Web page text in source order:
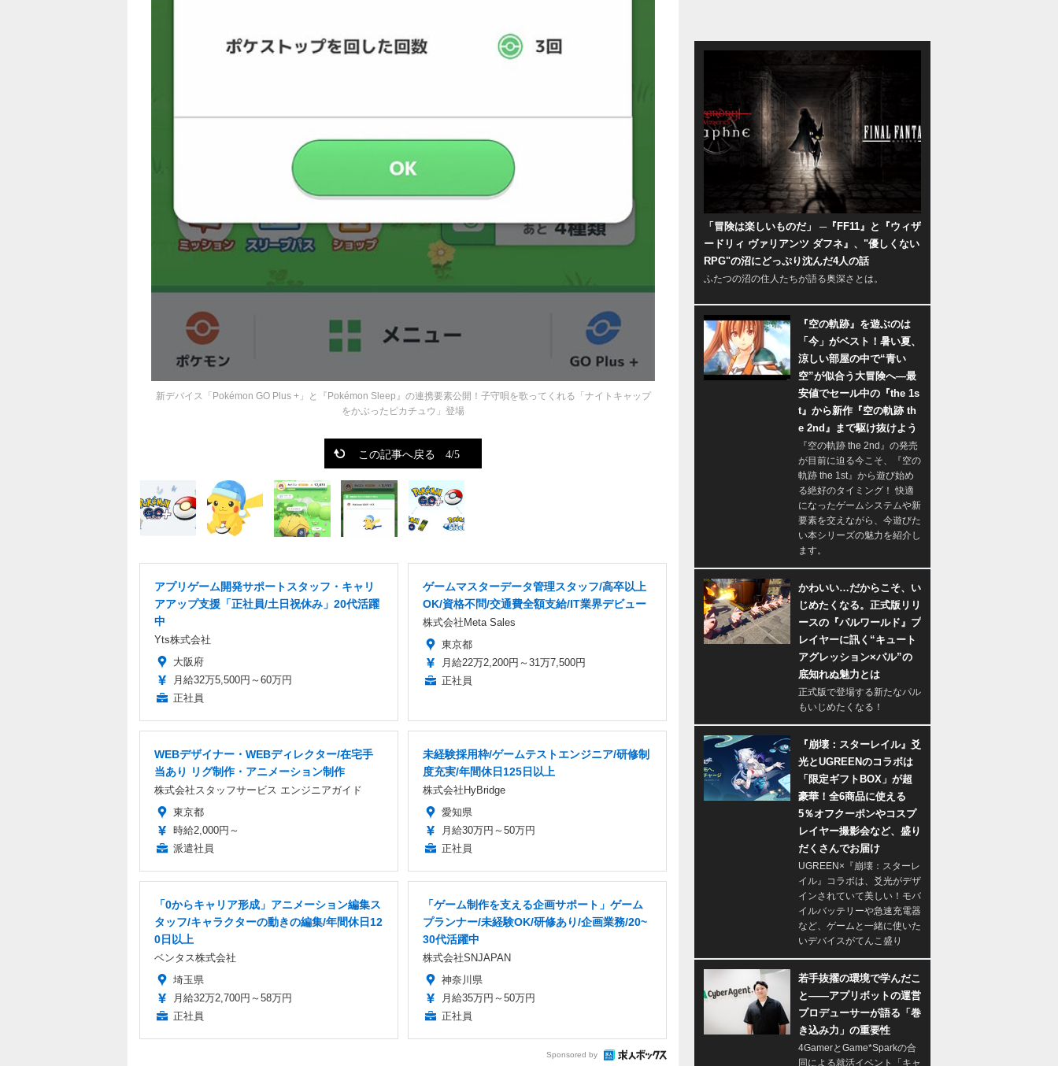
新デバイス「Pokémon GO Plus +」と『Pokémon Sleep』の連携要素公開！子守唄を歌ってくれる「ナイトキャップ
をかぶったピカチュウ」登場
この記事へ戻る 4/5
アプリゲーム開発サポートスタッフ・キャリ
アアップ支援「正社員/土日祝休み」20代活躍
中
Yts株式会社
大阪府
月給32万5,500円～60万円
正社員
ゲームマスターデータ管理スタッフ/高卒以上
OK/資格不問/交通費全額支給/IT業界デビュー
株式会社Meta Sales
東京都
月給22万2,200円～31万7,500円
正社員
WEBデザイナー・WEBディレクター/在宅手
当あり リグ制作・アニメーション制作
株式会社スタッフサービス エンジニアガイド
東京都
時給2,000円～
派遣社員
未経験採用枠/ゲームテストエンジニア/研修制
度充実/年間休日125日以上
株式会社HyBridge
愛知県
月給30万円～50万円
正社員
「0からキャリア形成」アニメーション編集ス
タッフ/キャラクターの動きの編集/年間休日12
0日以上
ベンタス株式会社
埼玉県
月給32万2,700円～58万円
正社員
「ゲーム制作を支える企画サポート」ゲーム
プランナー/未経験OK/研修あり/企画業務/20~
30代活躍中
株式会社SNJAPAN
神奈川県
月給35万円～50万円
正社員
Sponsored by
「冒険は楽しいものだ」 ─『FF11』と『ウィザ
ードリィ ヴァリアンツ ダフネ』、"優しくない
RPG"の沼にどっぷり沈んだ4人の話
ふたつの沼の住人たちが語る奥深さとは。
『空の軌跡』を遊ぶのは
「今」がベスト！暑い夏、
涼しい部屋の中で“青い
空”が似合う大冒険へ―最
安値でセール中の『the 1s
t』から新作『空の軌跡 th
e 2nd』まで駆け抜けよう
『空の軌跡 the 2nd』の発売
が目前に迫る今こそ、『空の
軌跡 the 1st』から遊び始め
る絶好のタイミング！ 快適
になったゲームシステムや新
要素を交えながら、今遊びた
い本シリーズの魅力を紹介し
ます。
かわいい…だからこそ、い
じめたくなる。正式版リリ
ースの『パルワールド』プ
レイヤーに訊く“キュート
アグレッション×パル”の
底知れぬ魅力とは
正式版で登場する新たなパル
もいじめたくなる！
『崩壊：スターレイル』爻
光とUGREENのコラボは
「限定ギフトBOX」が超
豪華！全6商品に使える
5％オフクーポンやコスプ
レイヤー撮影会など、盛り
だくさんでお届け
UGREEN×『崩壊：スターレ
イル』コラボは、爻光がデザ
インされていて美しい！モバ
イルバッテリーや急速充電器
など、ゲームと一緒に使いた
いデバイスがてんこ盛り
若手抜擢の環境で学んだこ
と――アプリボットの運営
プロデューサーが語る「巻
き込み力」の重要性
4GamerとGame*Sparkの合
同による就活イベント「キャ